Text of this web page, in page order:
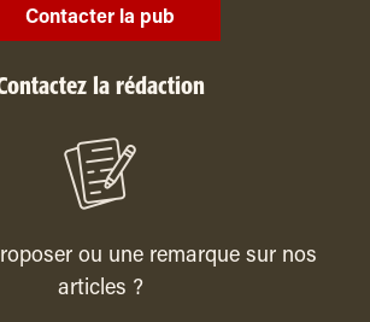
Contacter la pub
la rédaction
ou une remarque sur nos
articles ?